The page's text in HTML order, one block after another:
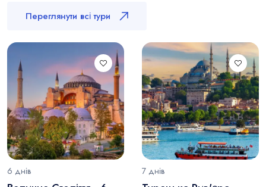
Переглянути всі тури
6 днів 7 днів